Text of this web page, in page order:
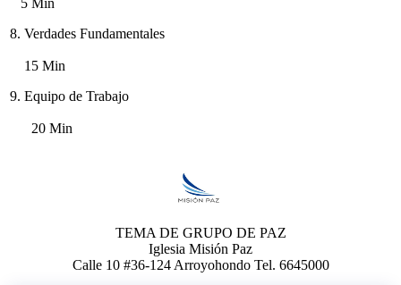
8. Verdades Fundamentales
15 Min
9. Equipo de Trabajo
20 Min
TEMA DE GRUPO DE PAZ
Iglesia Misión Paz
Calle 10 #36-124 Arroyohondo Tel. 6645000